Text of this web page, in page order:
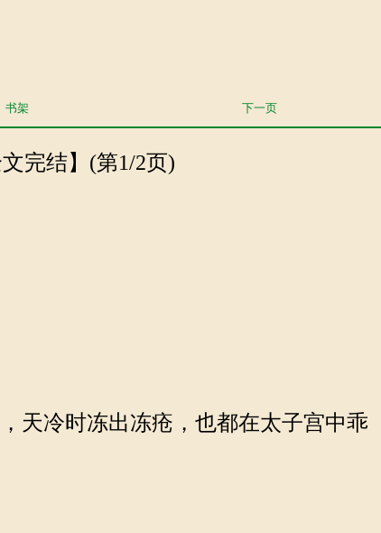
书架 下一页
完结】(第1/2页)
天冷时冻出冻疮，也都在太子宫中乖